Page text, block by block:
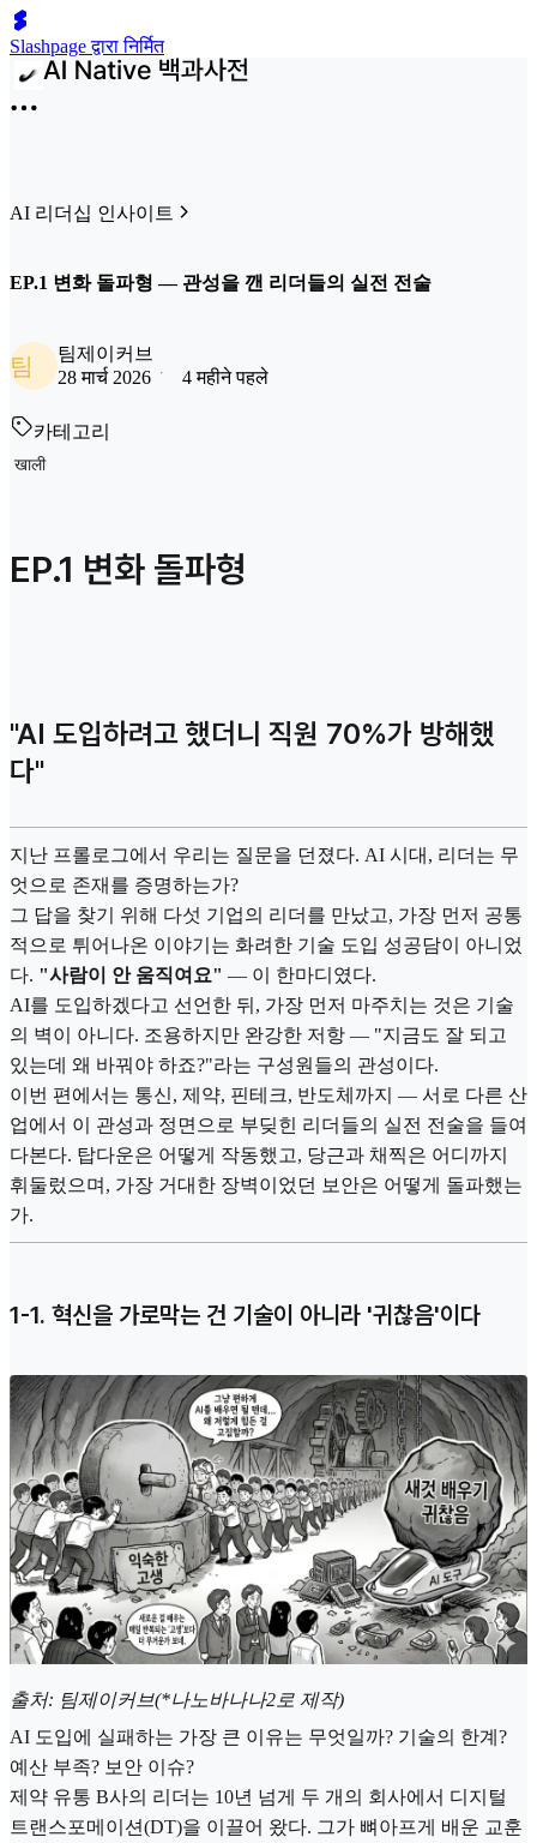
Slashpage द्वारा निर्मित
AI 리더십 인사이트
EP.1 변화 돌파형 — 관성을 깬 리더들의 실전 전술
팀
팀제이커브
28 मार्च 2026
4 महीने पहले
카테고리
खाली
EP.1 변화 돌파형
"AI 도입하려고 했더니 직원 70%가 방해했
다"
지난 프롤로그에서 우리는 질문을 던졌다. AI 시대, 리더는 무
엇으로 존재를 증명하는가?
그 답을 찾기 위해 다섯 기업의 리더를 만났고, 가장 먼저 공통
적으로 튀어나온 이야기는 화려한 기술 도입 성공담이 아니었
다. "사람이 안 움직여요" — 이 한마디였다.
AI를 도입하겠다고 선언한 뒤, 가장 먼저 마주치는 것은 기술
의 벽이 아니다. 조용하지만 완강한 저항 — "지금도 잘 되고
있는데 왜 바꿔야 하죠?"라는 구성원들의 관성이다.
이번 편에서는 통신, 제약, 핀테크, 반도체까지 — 서로 다른 산
업에서 이 관성과 정면으로 부딪힌 리더들의 실전 전술을 들여
다본다. 탑다운은 어떻게 작동했고, 당근과 채찍은 어디까지
휘둘렀으며, 가장 거대한 장벽이었던 보안은 어떻게 돌파했는
가.
1-1. 혁신을 가로막는 건 기술이 아니라 '귀찮음'이다
출처: 팀제이커브(*나노바나나2로 제작)
AI 도입에 실패하는 가장 큰 이유는 무엇일까? 기술의 한계?
예산 부족? 보안 이슈?
제약 유통 B사의 리더는 10년 넘게 두 개의 회사에서 디지털
트랜스포메이션(DT)을 이끌어 왔다. 그가 뼈아프게 배운 교훈